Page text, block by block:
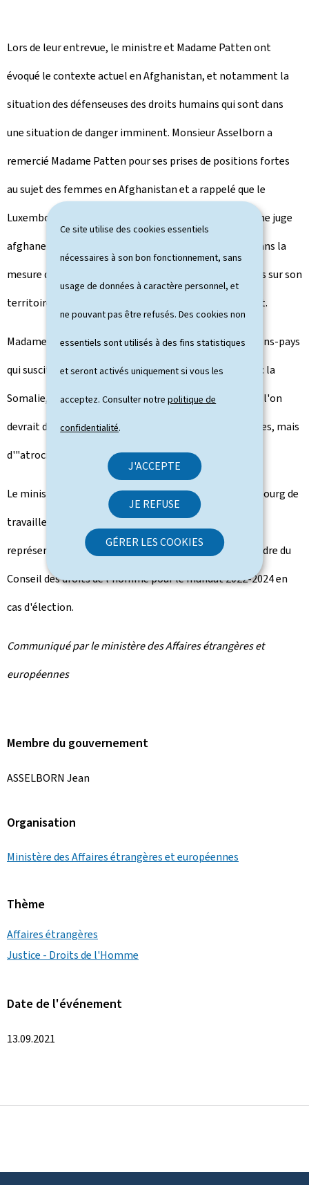
Ce site utilise des cookies essentiels
nécessaires à son bon fonctionnement, sans
usage de données à caractère personnel, et
ne pouvant pas être refusés. Des cookies non
essentiels sont utilisés à des fins statistiques
et seront activés uniquement si vous les
acceptez. Consulter notrepolitique de
confidentialité.
J'ACCEPTE
JE REFUSE
GÉRER LES COOKIES
Lors de leur entrevue, le ministre et Madame Patten ont
évoqué le contexte actuel en Afghanistan, et notamment la
situation des défenseuses des droits humains qui sont dans
une situation de danger imminent. Monsieur Asselborn a
remercié Madame Patten pour ses prises de positions fortes
au sujet des femmes en Afghanistan et a rappelé que le
Luxembourg avait récemment accueilli par exemple une juge
afghane avec sa famille. Le Luxembourg continuera, dans la
mesure de ses moyens, à accueillir des réfugiés afghans sur son
territoire et s'engagera au niveau européen sur ce sujet.
Madame Patten a également évoqué plusieurs situations-pays
qui suscitent une inquiétude particulière de son bureau: la
Somalie, la République centrafricaine et l'Ethiopie, où l'on
devrait désormais parler, non plus de violences sexuelles, mais
d'"atrocités sexuelles".
Le ministre Asselborn a souligné la volonté du Luxembourg de
travailler en étroite coopération avec le bureau de la
représentante spéciale Patten, notamment dans le cadre du
Conseil des droits de l'homme pour le mandat 2022-2024 en
cas d'élection.
Communiqué par le ministère des Affaires étrangères et
européennes
Membre du gouvernement
ASSELBORN Jean
Organisation
Ministère des Affaires étrangères et européennes
Thème
Affaires étrangères
Justice - Droits de l'Homme
Date de l'événement
13.09.2021